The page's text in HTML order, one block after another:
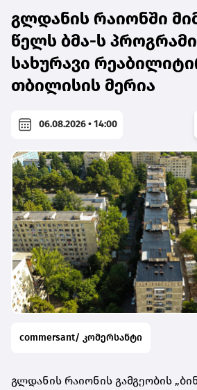
გლდანის რაიონში
წელს ბმა-ს
სახურავი
თბილისის მერია
06.08.2026 • 14:00
commersant/ კომერსანტი
გლდანის რაიონის გამგეობის